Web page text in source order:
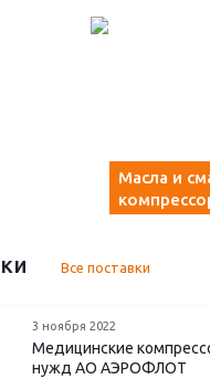
Масла и
Все поставки
3 ноября 2022
Медицинские
нужд АО АЭРОФЛОТ